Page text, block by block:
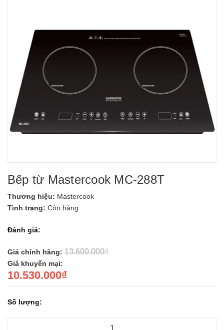
Bếp từ Mastercook MC-288T
Thương hiệu: Mastercook
Tình trạng: Còn hàng
Đánh giá:
Giá chính hãng: 13.600.000₫
Giá khuyến mại:
10.530.000₫
Số lượng: